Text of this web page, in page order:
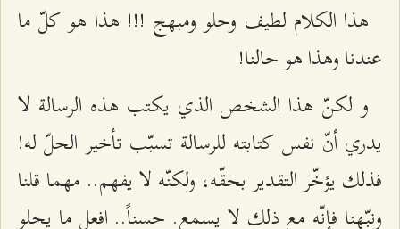
هذا الكلام لطيف وحلو ومبهج !!! هذا هو كلّ ما
عندنا وهذا هو حالنا!
و لكنّ هذا الشخص الذي يكتب هذه الرسالة لا
يدري أنّ نفس كتابته للرسالة تسبّب تأخير الحلّ له!
فذلك يؤخّر التقدير بحقّه، ولكنّه لا يفهم.. مهما قلنا
ونبّهنا فإنّه مع ذلك لا يسمع. حسناً.. افعل ما يحلو